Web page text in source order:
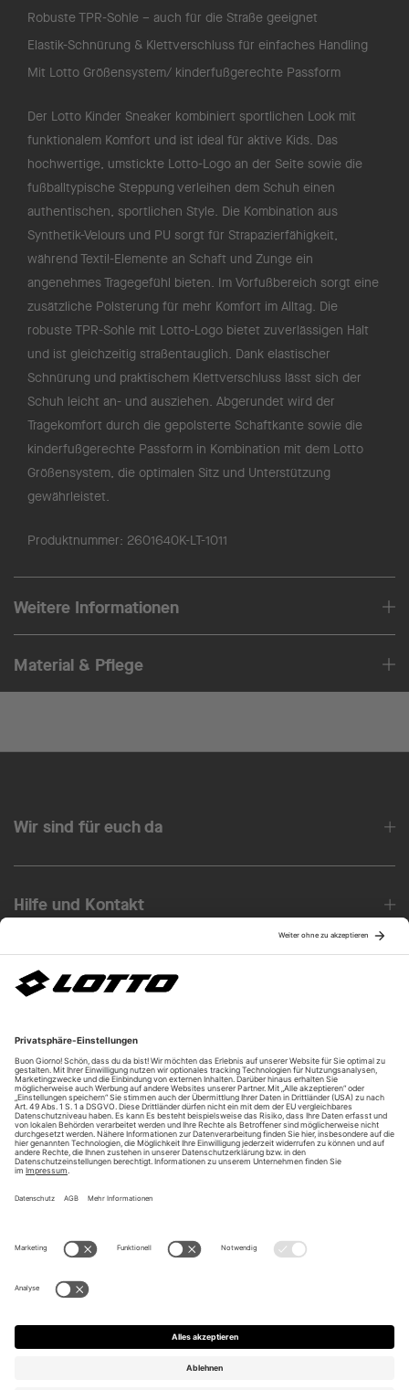
Robuste TPR-Sohle – auch für die Straße geeignet
Elastik-Schnürung & Klettverschluss für einfaches Handling
Mit Lotto Größensystem/ kinderfußgerechte Passform
Der Lotto Kinder Sneaker kombiniert sportlichen Look mit
funktionalem Komfort und ist ideal für aktive Kids. Das
hochwertige, umstickte Lotto-Logo an der Seite sowie die
fußballtypische Steppung verleihen dem Schuh einen
authentischen, sportlichen Style. Die Kombination aus
Synthetik-Velours und PU sorgt für Strapazierfähigkeit,
während Textil-Elemente an Schaft und Zunge ein
angenehmes Tragegefühl bieten. Im Vorfußbereich sorgt eine
zusätzliche Polsterung für mehr Komfort im Alltag. Die
robuste TPR-Sohle mit Lotto-Logo bietet zuverlässigen Halt
und ist gleichzeitig straßentauglich. Dank elastischer
Schnürung und praktischem Klettverschluss lässt sich der
Schuh leicht an- und ausziehen. Abgerundet wird der
Tragekomfort durch die gepolsterte Schaftkante sowie die
kinderfußgerechte Passform in Kombination mit dem Lotto
Größensystem, die optimalen Sitz und Unterstützung
gewährleistet.
Produktnummer: 2601640K-LT-1011
Weitere Informationen
Material & Pflege
Wir sind für euch da
Hilfe und Kontakt
Über uns
Unsere Vorteile
Unsere Partner